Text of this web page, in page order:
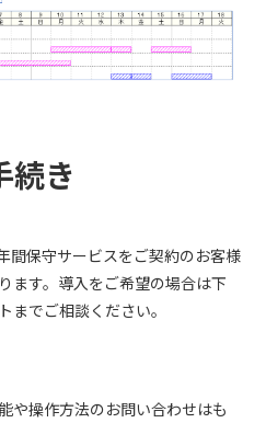
続き
間保守サービスをご契約のお客様
ます。導入をご希望の場合は下
までご相談ください。
や操作方法のお問い合わせはも